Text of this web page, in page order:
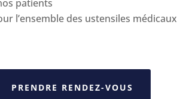
patients
l’ensemble des ustensiles médicaux
PRENDRE RENDEZ-VOUS